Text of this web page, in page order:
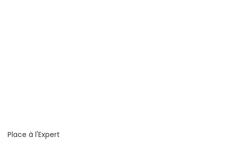
Place à l'Expert